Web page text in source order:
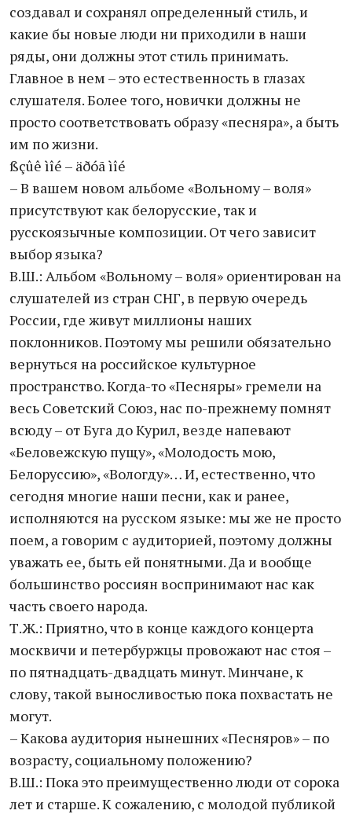
создавал и сохранял определенный стиль, и
какие бы новые люди ни приходили в наши
ряды, они должны этот стиль принимать.
Главное в нем – это естественность в глазах
слушателя. Более того, новички должны не
просто соответствовать образу «песняра», а быть
им по жизни.
ßçûê ìîé – äðóã ìîé
– В вашем новом альбоме «Вольному – воля»
присутствуют как белорусские, так и
русскоязычные композиции. От чего зависит
выбор языка?
В.Ш.: Альбом «Вольному – воля» ориентирован на
слушателей из стран СНГ, в первую очередь
России, где живут миллионы наших
поклонников. Поэтому мы решили обязательно
вернуться на российское культурное
пространство. Когда-то «Песняры» гремели на
весь Советский Союз, нас по-прежнему помнят
всюду – от Буга до Курил, везде напевают
«Беловежскую пущу», «Молодость мою,
Белоруссию», «Вологду»… И, естественно, что
сегодня многие наши песни, как и ранее,
исполняются на русском языке: мы же не просто
поем, а говорим с аудиторией, поэтому должны
уважать ее, быть ей понятными. Да и вообще
большинство россиян воспринимают нас как
часть своего народа.
Т.Ж.: Приятно, что в конце каждого концерта
москвичи и петербуржцы провожают нас стоя –
по пятнадцать-двадцать минут. Минчане, к
слову, такой выносливостью пока похвастать не
могут.
– Какова аудитория нынешних «Песняров» – по
возрасту, социальному положению?
В.Ш.: Пока это преимущественно люди от сорока
лет и старше. К сожалению, с молодой публикой